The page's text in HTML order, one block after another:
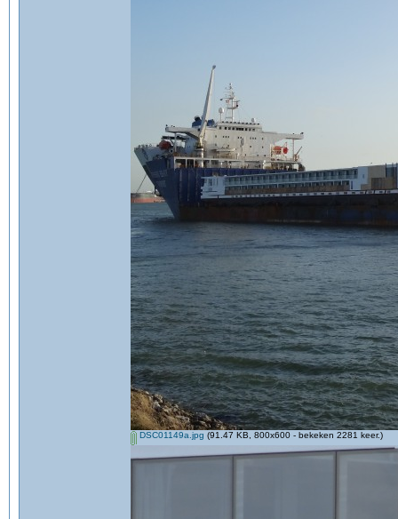
DSC01149a.jpg (91.47 KB, 800x600 - bekeken 2281 keer.)